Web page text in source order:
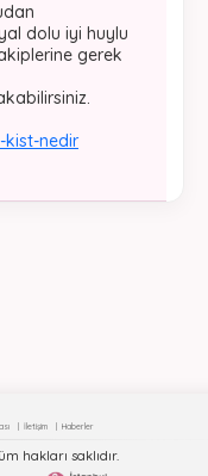
dolu iyi huylu
gerek
nedir
İletişim Haberler
hakları saklıdır.